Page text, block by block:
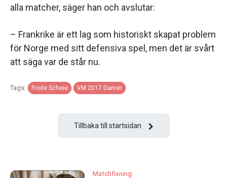
alla matcher, säger han och avslutar:
– Frankrike är ett lag som historiskt skapat problem
för Norge med sitt defensiva spel, men det är svårt
att säga var de står nu.
Tags: Frode Scheie VM 2017 Damer
Tillbaka till startsidan
Matchfixning